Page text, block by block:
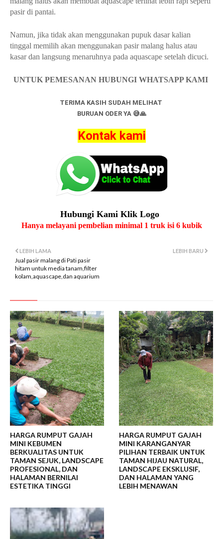
pasir di pantai.
Namun, jika tidak akan menggunakan pupuk dasar kalian
tinggal memilih akan menggunakan pasir malang halus atau
kasar dan langsung menaruhnya pada aquascape setelah dicuci.
UNTUK PEMESANAN HUBUNGI WHATSAPP KAMI
TERIMA KASIH SUDAH MELIHAT
BURUAN ODER YA 😅🙏
Kontak kami
Hubungi Kami Klik Logo
Hanya melayani pembelian minimal 1 truk isi 6 kubik
LEBIH BARU
LEBIH LAMA
Jual pasir malang di Pati pasir
hitam untuk media tanam,filter
kolam,aquascape,dan aquarium
HARGA RUMPUT GAJAH
MINI KEBUMEN
BERKUALITAS UNTUK
TAMAN SEJUK, LANDSCAPE
PROFESIONAL, DAN
HALAMAN BERNILAI
ESTETIKA TINGGI
HARGA RUMPUT GAJAH
MINI KARANGANYAR
PILIHAN TERBAIK UNTUK
TAMAN HIJAU NATURAL,
LANDSCAPE EKSKLUSIF,
DAN HALAMAN YANG
LEBIH MENAWAN